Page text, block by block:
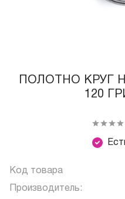
ПОЛОТНО КРУГ
120
Код товара
Производитель: